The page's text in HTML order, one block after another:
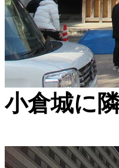
小倉城に